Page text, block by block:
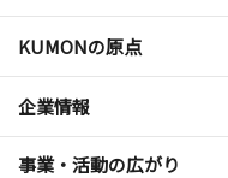
KUMONの原点
企業情報
事業・活動の広がり